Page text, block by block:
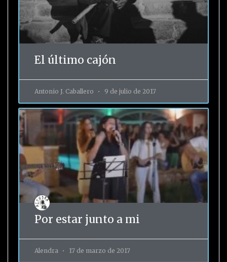
El último cajón
Antonio J. Caballero 9 de julio de 2017
Por estar junto a mi
Alendra 17 de marzo de 2017